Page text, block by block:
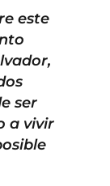
este
ser
a vivir